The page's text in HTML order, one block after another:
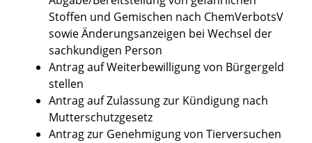
Stoffen und Gemischen nach ChemVerbotsV
sowie Änderungsanzeigen bei Wechsel der
sachkundigen Person
Antrag auf Weiterbewilligung von Bürgergeld
stellen
Antrag auf Zulassung zur Kündigung nach
Mutterschutzgesetz
Antrag zur Genehmigung von Tierversuchen